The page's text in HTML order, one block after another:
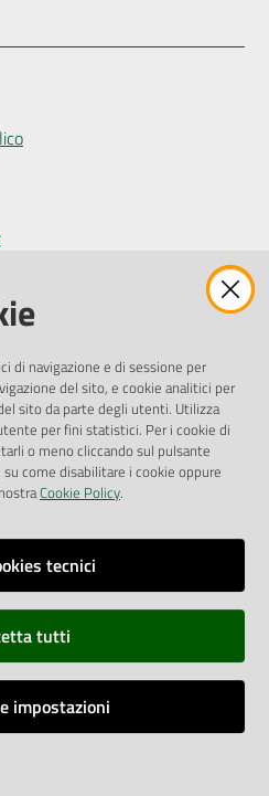
di navigazione e di sessione per
del sito, e cookie analitici per
sito da parte degli utenti. Utilizza
per fini statistici. Per i cookie di
o meno cliccando sul pulsante
come disabilitare i cookie oppure
Cookie Policy.
tecnici
tutti
impostazioni